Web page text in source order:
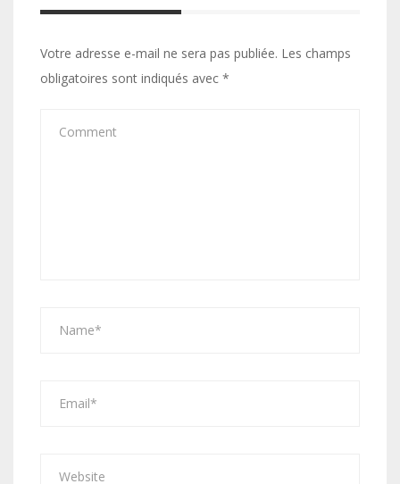
Votre adresse e-mail ne sera pas publiée. Les champs
obligatoires sont indiqués avec *